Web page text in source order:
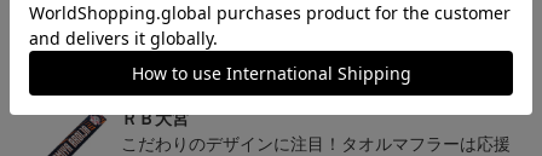
ＲＢ大宮
こだわりのデザインに注目！タオルマフラーは応援